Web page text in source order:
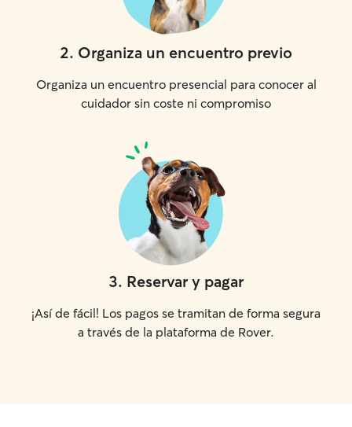
2. Organiza un encuentro previo
Organiza un encuentro presencial para conocer al
cuidador sin coste ni compromiso
3. Reservar y pagar
¡Así de fácil! Los pagos se tramitan de forma segura
a través de la plataforma de Rover.